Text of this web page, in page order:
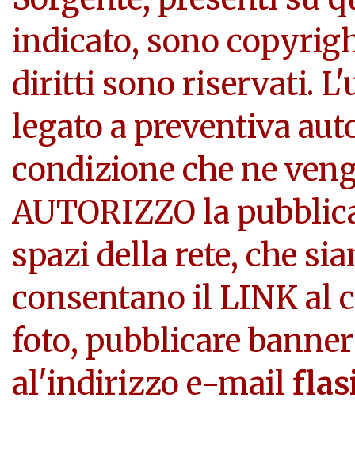
indicato, sono
diritti sono riservati.
legato a preventiva
condizione che ne
AUTORIZZO la
spazi della rete, che
consentano il LINK al
foto, pubblicare
al'indirizzo e-mail